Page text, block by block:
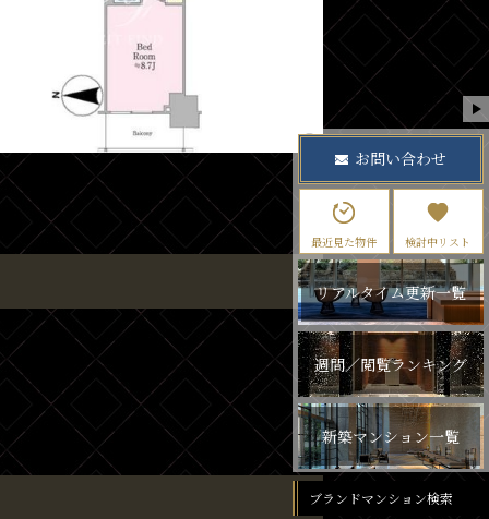
お問い合わせ
最近見た物件 検討中リスト
リアルタイム更新一覧
週間／閲覧ランキング
新築マンション一覧
ブランドマンション検索